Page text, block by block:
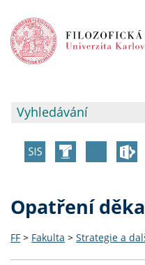
Opatření
FF > Fakulta > Strategie a